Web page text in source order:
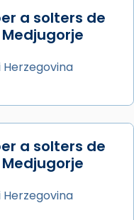
sant Cugat, a
la tradició
a Júlia”) i
=
I l’any 1667, el
a solters de
Herzegovina
a solters de
Herzegovina